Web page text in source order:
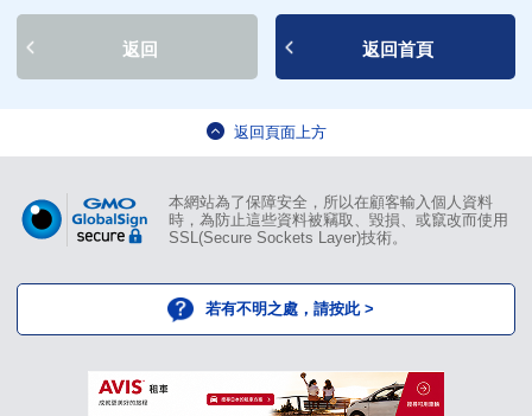
返回 返回首頁
返回頁面上方
本網站為了保障安全，所以在顧客輸入個人資料
時，為防止這些資料被竊取、毀損、或竄改而使用
SSL(Secure Sockets Layer)技術。
若有不明之處，請按此 >